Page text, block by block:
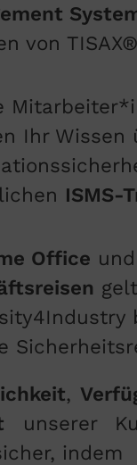
von
Ihr Wissen
ISMS-
Office
,
unserer
indem